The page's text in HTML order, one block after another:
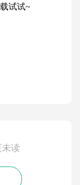
试试~
未读